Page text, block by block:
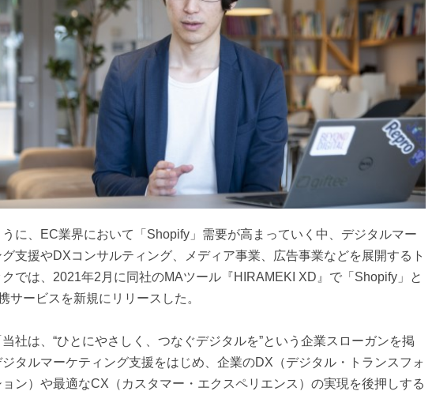
に、EC業界において「Shopify」需要が高まっていく中、デジタルマー
支援やDXコンサルティング、メディア事業、広告事業などを展開するト
では、2021年2月に同社のMAツール『HIRAMEKI XD』で「Shopify」と
サービスを新規にリリースした。
社は、“ひとにやさしく、つなぐデジタルを”という企業スローガンを掲
タルマーケティング支援をはじめ、企業のDX（デジタル・トランスフォ
ン）や最適なCX（カスタマー・エクスペリエンス）の実現を後押しする